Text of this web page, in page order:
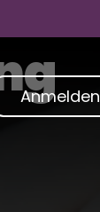
Anmelden